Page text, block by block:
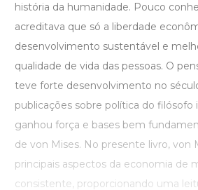
história da humanidade. Pouco
acreditava que só a liberdade
desenvolvimento sustentável e
qualidade de vida das pessoas. O
teve forte desenvolvimento no
publicações sobre política do filósofo
ganhou força e bases bem
de von Mises. No presente livro, von
principais aspectos da economia de
consistente, proporcionando uma